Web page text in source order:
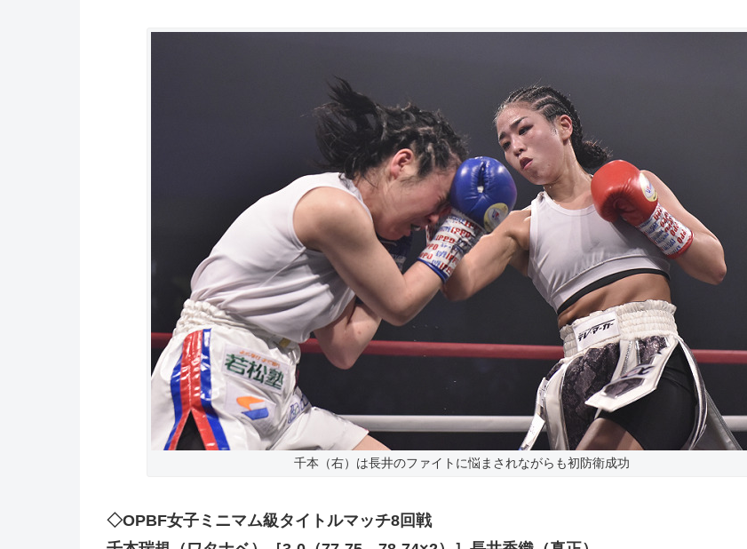
千本（右）は長井のファイトに悩まされながらも初防衛成功
◇OPBF女子ミニマム級タイトルマッチ8回戦